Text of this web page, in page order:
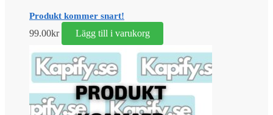
Produkt kommer snart!
99.00kr Lägg till i varukorg